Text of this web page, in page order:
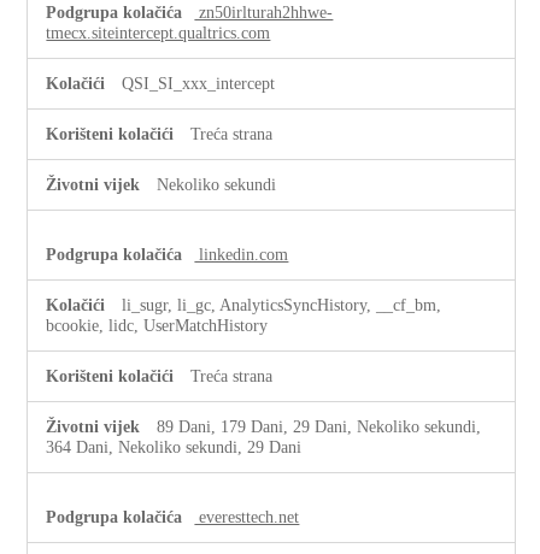
zn50irlturah2hhwe-
tmecx.siteintercept.qualtrics.com
QSI_SI_xxx_intercept
Treća strana
Nekoliko sekundi
linkedin.com
li_sugr, li_gc, AnalyticsSyncHistory, __cf_bm,
bcookie, lidc, UserMatchHistory
Treća strana
89 Dani, 179 Dani, 29 Dani, Nekoliko sekundi,
364 Dani, Nekoliko sekundi, 29 Dani
everesttech.net